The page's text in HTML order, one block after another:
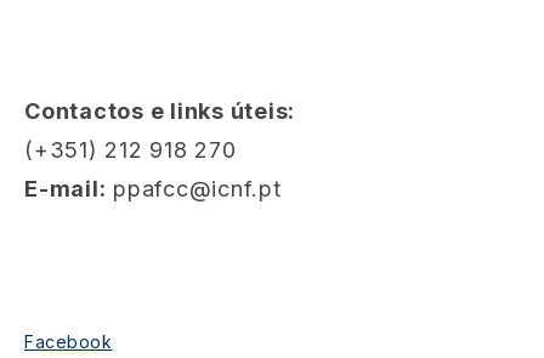
Contactos e links úteis:
(+351) 212 918 270
E-mail: ppafcc@icnf.pt
Facebook